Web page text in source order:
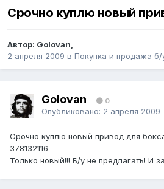
Срочно куплю новый
Автор: Golovan,
2 апреля 2009 в Покупка и продажа б/
Golovan 0
Опубликовано: 2 апреля 2009
Срочно куплю новый привод для
378132116
Только новый!!! Б/у не предлагать! И